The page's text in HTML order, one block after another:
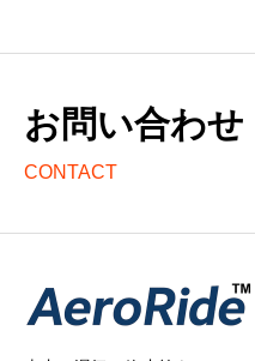
お問い合わせ
CONTACT